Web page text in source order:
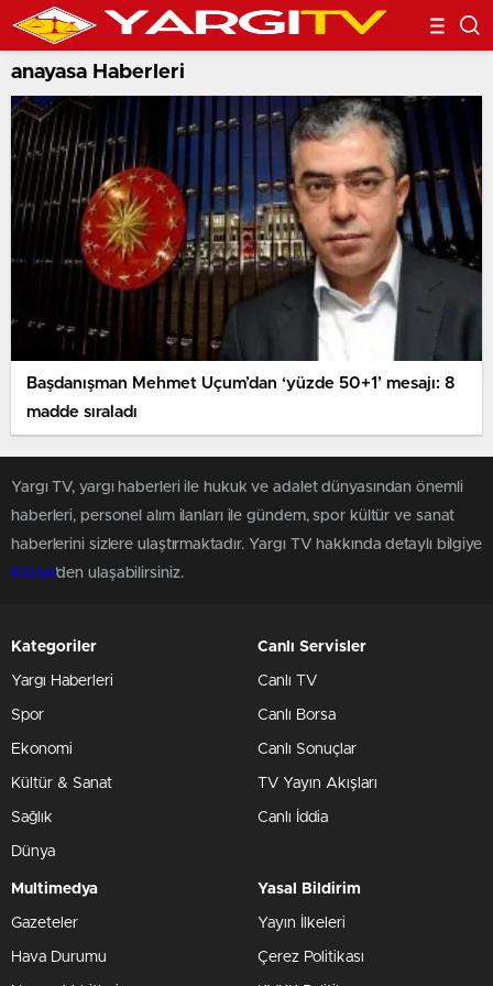
anayasa Haberleri
Başdanışman Mehmet Uçum’dan ‘yüzde 50+1’ mesajı: 8
madde sıraladı
Yargı TV, yargı haberleri ile hukuk ve adalet dünyasından önemli
haberleri, personel alım ilanları ile gündem, spor kültür ve sanat
haberlerini sizlere ulaştırmaktadır. Yargı TV hakkında detaylı bilgiye
Künye'den ulaşabilirsiniz.
Kategoriler
Yargı Haberleri
Spor
Ekonomi
Kültür & Sanat
Sağlık
Dünya
Canlı Servisler
Canlı TV
Canlı Borsa
Canlı Sonuçlar
TV Yayın Akışları
Canlı İddia
Multimedya
Gazeteler
Hava Durumu
Yasal Bildirim
Yayın İlkeleri
Çerez Politikası